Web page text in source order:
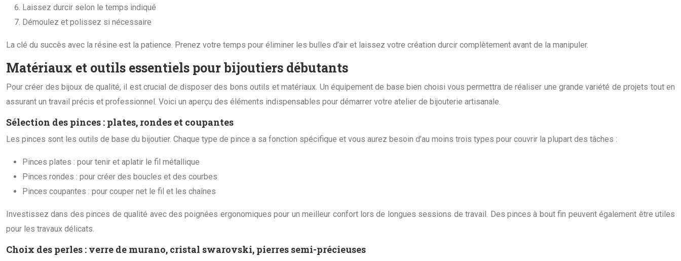
Laissez durcir selon le temps indiqué
Démoulez et polissez si nécessaire
La clé du succès avec la résine est la patience. Prenez votre temps pour éliminer les bulles d’air et laissez votre création durcir complètement avant de la manipuler.
Matériaux et outils essentiels pour bijoutiers débutants
Pour créer des bijoux de qualité, il est crucial de disposer des bons outils et matériaux. Un équipement de base bien choisi vous permettra de réaliser une grande variété de projets tout en
assurant un travail précis et professionnel. Voici un aperçu des éléments indispensables pour démarrer votre atelier de bijouterie artisanale.
Sélection des pinces : plates, rondes et coupantes
Les pinces sont les outils de base du bijoutier. Chaque type de pince a sa fonction spécifique et vous aurez besoin d’au moins trois types pour couvrir la plupart des tâches :
Pinces plates : pour tenir et aplatir le fil métallique
Pinces rondes : pour créer des boucles et des courbes
Pinces coupantes : pour couper net le fil et les chaînes
Investissez dans des pinces de qualité avec des poignées ergonomiques pour un meilleur confort lors de longues sessions de travail. Des pinces à bout fin peuvent également être utiles
pour les travaux délicats.
Choix des perles : verre de murano, cristal swarovski, pierres semi-précieuses